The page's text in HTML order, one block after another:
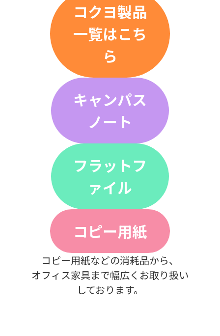
コクヨ製品
一覧はこち
ら
キャンパス
ノート
フラットフ
ァイル
コピー用紙
コピー用紙などの消耗品から、
オフィス家具まで幅広くお取り扱い
しております。